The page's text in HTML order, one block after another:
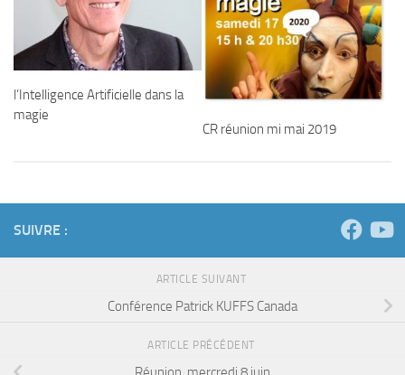
l’Intelligence Artificielle dans la
magie
CR réunion mi mai 2019
SUIVRE :
ARTICLE SUIVANT
Conférence Patrick KUFFS Canada
ARTICLE PRÉCÉDENT